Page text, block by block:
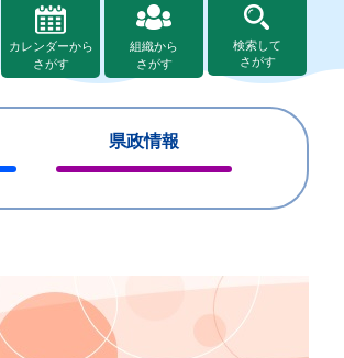
カレンダーから
さがす
組織から
さがす
検索して
さがす
県政情報
じ